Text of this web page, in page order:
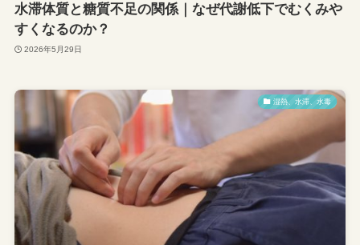
水滞体質と糖質不足の関係｜なぜ代謝低下でむくみや
すくなるのか？
2026年5月29日
湿熱、水滞、水毒